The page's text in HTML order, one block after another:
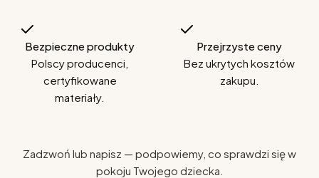
Bezpieczne produkty
Polscy producenci,
certyfikowane
materiały.
Przejrzyste ceny
Bez ukrytych kosztów
zakupu.
Zadzwoń lub napisz — podpowiemy, co sprawdzi się w
pokoju Twojego dziecka.